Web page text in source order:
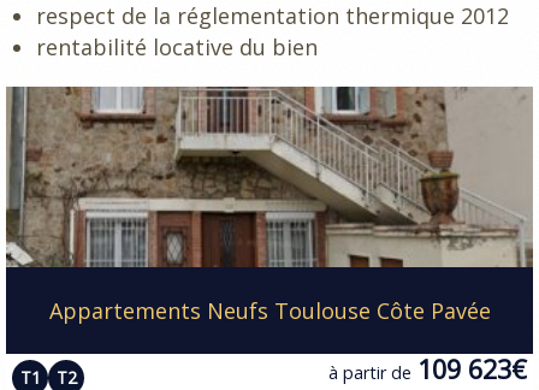
respect de la réglementation thermique 2012
rentabilité locative du bien
Appartements Neufs Toulouse Côte Pavée
T1 T2 à partir de 109 623€